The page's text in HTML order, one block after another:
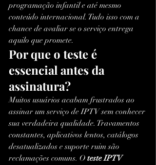
programação infantil e até mesmo
conteúdo internacional. Tudo isso com a
chance de avaliar se o serviço entrega
aquilo que promete.
Por que o teste é
essencial antes da
assinatura?
Muitos usuários acabam frustrados ao
assinar um serviço de IPTV sem conhecer
sua verdadeira qualidade. Travamentos
constantes, aplicativos lentos, catálogos
desatualizados e suporte ruim são
reclamações comuns. O teste IPTV